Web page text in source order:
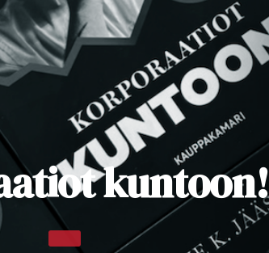
kuntoon!